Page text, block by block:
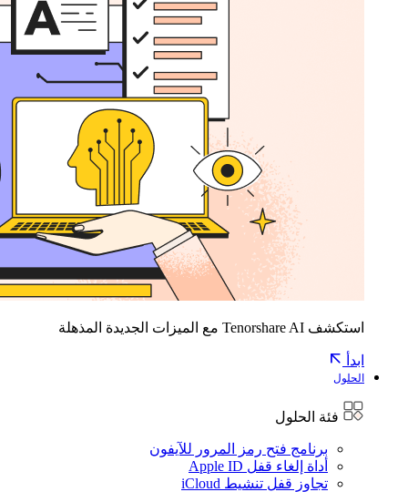
استكشف Tenorshare AI مع الميزات الجديدة المذهلة
ابدأ
الحلول
فئة الحلول
برنامج فتح رمز المرور للآيفون
أداة إلغاء قفل Apple ID
تجاوز قفل تنشيط iCloud